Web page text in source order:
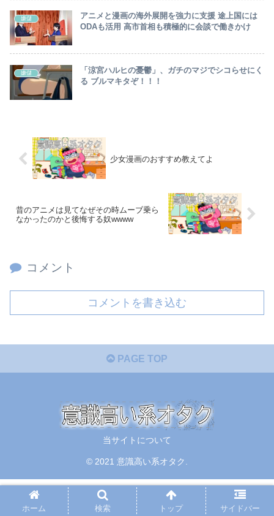
嫌儲
アニメと漫画の海外展開を強力に支援 途上国には
ODAも活用 高市首相も積極的に会談で働きかけ
嫌儲
「涼宮ハルヒの憂鬱」、ガチのマジでシコらせにく
る ブルマキタぞ！！！
少女漫画のおすすめ教えてよ
昔のアニメは見てなぜその時ムーブ乗ら
なかったのかと後悔する奴wwww
コメント
コメントを書き込む
PAGE TOP
当サイトについて
© 2021 意識高い系オタク.
ホーム 検索 トップ サイドバー